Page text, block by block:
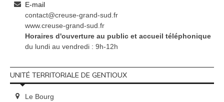
E-mail
contact@creuse-grand-sud.fr
www.creuse-grand-sud.fr
Horaires d'ouverture au public et accueil téléphonique
du lundi au vendredi : 9h-12h
UNITÉ TERRITORIALE DE GENTIOUX
Le Bourg